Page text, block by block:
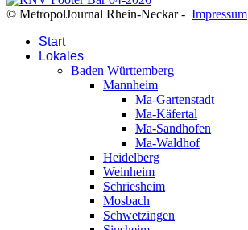
© MetropolJournal Rhein-Neckar - Impressum
Start
Lokales
Baden Württemberg
Mannheim
Ma-Gartenstadt
Ma-Käfertal
Ma-Sandhofen
Ma-Waldhof
Heidelberg
Weinheim
Schriesheim
Mosbach
Schwetzingen